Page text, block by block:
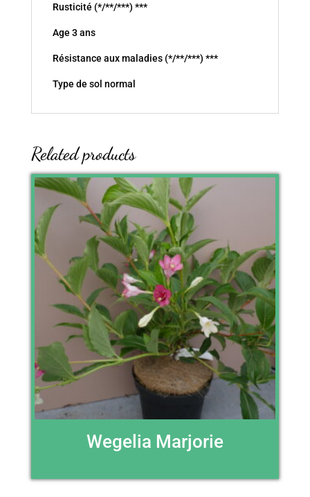
Rusticité (*/**/***) ***
Age 3 ans
Résistance aux maladies (*/**/***) ***
Type de sol normal
Related products
Wegelia Marjorie